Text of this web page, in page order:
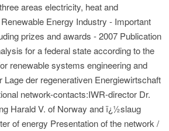
areas electricity, heat and
Energy Industry - Important
prizes and awards - 2007 Publication
for a federal state according to the
renewable systems engineering and
der regenerativen Energiewirtschaft
network-contacts:IWR-director Dr.
Harald V. of Norway and ï¿½slaug
of energy Presentation of the network /